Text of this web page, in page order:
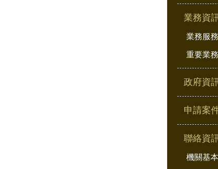
業務資
業務服務
重要業
政府資
申請案
聯絡資
機關基